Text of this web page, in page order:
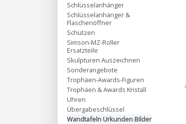
Schlüsselanhänger
Schlüsselanhänger &
Flaschenöffner
Schützen
Simson-MZ-Roller
Ersatzteile
Skulpturen Auszeichnen
Sonderangebote
Trophäen-Awards-Figuren
Trophäen & Awards Kristall
Uhren
Übergabeschlüssel
Wandtafeln Urkunden Bilder